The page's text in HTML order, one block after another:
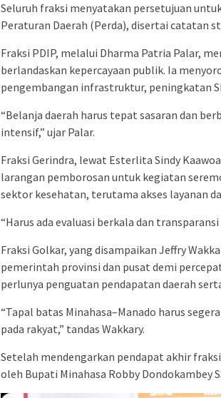
Seluruh fraksi menyatakan persetujuan
Peraturan Daerah (Perda), disertai catatan
Fraksi PDIP, melalui Dharma Patria Palar,
berlandaskan kepercayaan publik. Ia
pengembangan infrastruktur, peningkatan
“Belanja daerah harus tepat sasaran dan
intensif,” ujar Palar.
Fraksi Gerindra, lewat Esterlita Sindy
larangan pemborosan untuk kegiatan
sektor kesehatan, terutama akses layanan
“Harus ada evaluasi berkala dan
Fraksi Golkar, yang disampaikan Jeffry
pemerintah provinsi dan pusat demi
perlunya penguatan pendapatan daerah
“Tapal batas Minahasa–Manado harus
pada rakyat,” tandas Wakkary.
Setelah mendengarkan pendapat akhir
oleh Bupati Minahasa Robby Dondokambey